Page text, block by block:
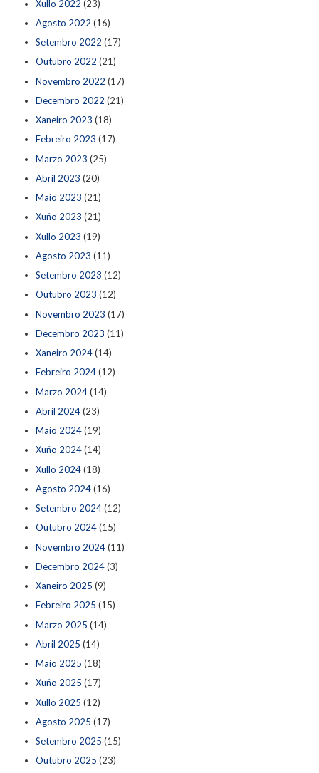
Xullo 2022 (23)
Agosto 2022 (16)
Setembro 2022 (17)
Outubro 2022 (21)
Novembro 2022 (17)
Decembro 2022 (21)
Xaneiro 2023 (18)
Febreiro 2023 (17)
Marzo 2023 (25)
Abril 2023 (20)
Maio 2023 (21)
Xuño 2023 (21)
Xullo 2023 (19)
Agosto 2023 (11)
Setembro 2023 (12)
Outubro 2023 (12)
Novembro 2023 (17)
Decembro 2023 (11)
Xaneiro 2024(14)
Febreiro 2024(12)
Marzo 2024(14)
Abril 2024(23)
Maio 2024(19)
Xuño 2024(14)
Xullo 2024(18)
Agosto 2024(16)
Setembro 2024(12)
Outubro 2024(15)
Novembro 2024(11)
Decembro 2024(3)
Xaneiro 2025 (9)
Febreiro 2025 (15)
Marzo 2025 (14)
Abril 2025 (14)
Maio 2025 (18)
Xuño 2025 (17)
Xullo 2025 (12)
Agosto 2025 (17)
Setembro 2025 (15)
Outubro 2025 (23)